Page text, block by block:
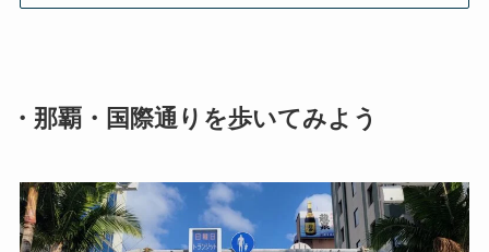
・那覇・国際通りを歩いてみよう